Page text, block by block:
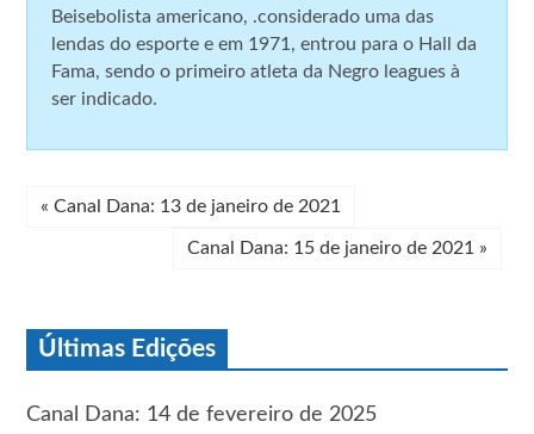
Beisebolista americano, .considerado uma das
lendas do esporte e em 1971, entrou para o Hall da
Fama, sendo o primeiro atleta da Negro leagues à
ser indicado.
« Canal Dana: 13 de janeiro de 2021
Canal Dana: 15 de janeiro de 2021 »
Últimas Edições
Canal Dana: 14 de fevereiro de 2025